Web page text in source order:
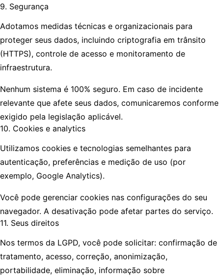
9. Segurança
Adotamos medidas técnicas e organizacionais para
proteger seus dados, incluindo criptografia em trânsito
(HTTPS), controle de acesso e monitoramento de
infraestrutura.
Nenhum sistema é 100% seguro. Em caso de incidente
relevante que afete seus dados, comunicaremos conforme
exigido pela legislação aplicável.
10. Cookies e analytics
Utilizamos cookies e tecnologias semelhantes para
autenticação, preferências e medição de uso (por
exemplo, Google Analytics).
Você pode gerenciar cookies nas configurações do seu
navegador. A desativação pode afetar partes do serviço.
11. Seus direitos
Nos termos da LGPD, você pode solicitar: confirmação de
tratamento, acesso, correção, anonimização,
portabilidade, eliminação, informação sobre